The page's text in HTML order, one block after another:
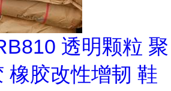
透明颗粒 聚
橡胶改性增韧 鞋